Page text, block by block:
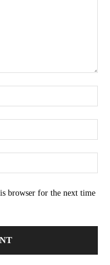
browser for the next time